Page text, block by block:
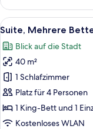
1 King-
Bett,
Balkon
Alle
Fotos
für
Suite,
Mehrere
Betten,
Balkon
(Kids
14
Suite, Mehrere
Blick auf die Stadt
40 m²
1 Schlafzimmer
Platz für 4 Personen
1 King-Bett und 1
Kostenloses WLAN